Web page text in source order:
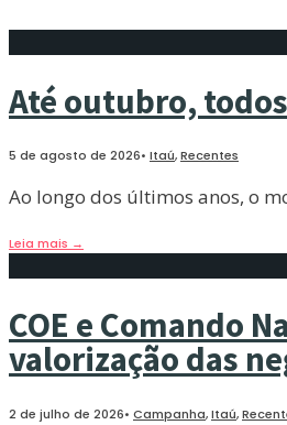
Até outubro,
5 de agosto de 2026• Itaú,Recentes
Ao longo dos últimos anos, o
Leia mais →
COE e Comando
valorização das
2 de julho de 2026• Campanha,Itaú,